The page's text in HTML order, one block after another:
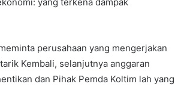
yang terkena dampak
perusahaan yang mengerjakan
Kembali, selanjutnya anggaran
dan Pihak Pemda Koltim lah yang